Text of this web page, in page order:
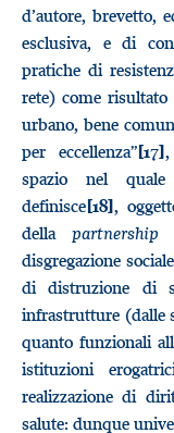
d’autore, brevetto,
esclusiva, e di
pratiche di
rete) come
urbano, bene
per eccellenza”[17],
spazio nel
definisce[18],
della partnership
disgregazione
di distruzione di
infrastrutture (dalle
quanto funzionali
istituzioni
realizzazione di
salute: dunque